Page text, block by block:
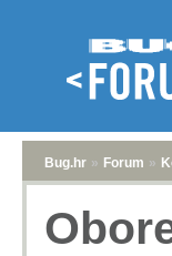
Bug.hr » Forum »